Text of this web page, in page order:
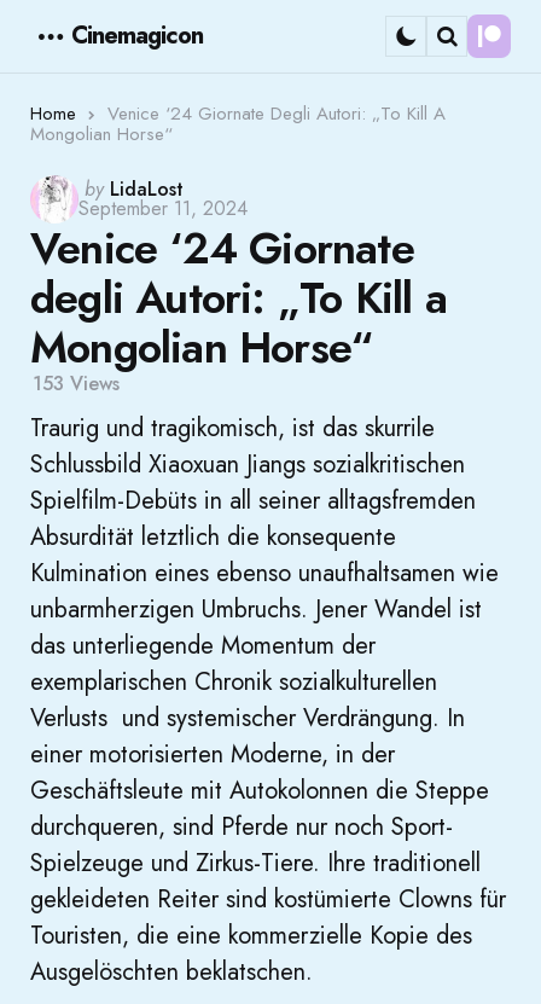
Cinemagicon
Search
Home Venice ‘24 Giornate Degli Autori: „To Kill A
Mongolian Horse“
Posted
by
by LidaLost
September 11, 2024
Venice ‘24 Giornate
degli Autori: „To Kill a
Mongolian Horse“
153 Views
Traurig und tragikomisch, ist das skurrile
Schlussbild Xiaoxuan Jiangs sozialkritischen
Spielfilm-Debüts in all seiner alltagsfremden
Absurdität letztlich die konsequente
Kulmination eines ebenso unaufhaltsamen wie
unbarmherzigen Umbruchs. Jener Wandel ist
das unterliegende Momentum der
exemplarischen Chronik sozialkulturellen
Verlusts und systemischer Verdrängung. In
einer motorisierten Moderne, in der
Geschäftsleute mit Autokolonnen die Steppe
durchqueren, sind Pferde nur noch Sport-
Spielzeuge und Zirkus-Tiere. Ihre traditionell
gekleideten Reiter sind kostümierte Clowns für
Touristen, die eine kommerzielle Kopie des
Ausgelöschten beklatschen.